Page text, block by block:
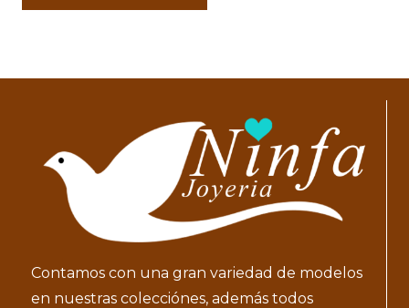
Contamos con una gran variedad de modelos
en nuestras colecciónes, además todos